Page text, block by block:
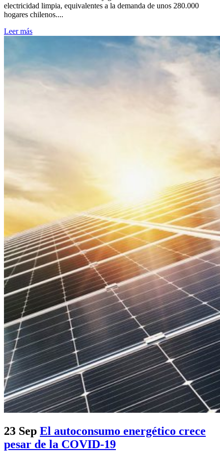
electricidad limpia, equivalentes a la demanda de unos 280.000
hogares chilenos....
Leer más
23 Sep El autoconsumo energético crece
pesar de la COVID-19